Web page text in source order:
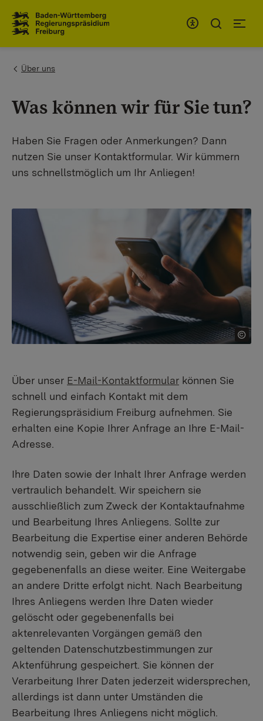
You are here:
Über uns
Was können wir für Sie tun?
Haben Sie Fragen oder Anmerkungen? Dann
nutzen Sie unser Kontaktformular. Wir kümmern
uns schnellstmöglich um Ihr Anliegen!
Über unser E-Mail-Kontaktformular können Sie
schnell und einfach Kontakt mit dem
Regierungspräsidium Freiburg aufnehmen. Sie
erhalten eine Kopie Ihrer Anfrage an Ihre E-Mail-
Adresse.
Ihre Daten sowie der Inhalt Ihrer Anfrage werden
vertraulich behandelt. Wir speichern sie
ausschließlich zum Zweck der Kontaktaufnahme
und Bearbeitung Ihres Anliegens. Sollte zur
Bearbeitung die Expertise einer anderen Behörde
notwendig sein, geben wir die Anfrage
gegebenenfalls an diese weiter. Eine Weitergabe
an andere Dritte erfolgt nicht. Nach Bearbeitung
Ihres Anliegens werden Ihre Daten wieder
gelöscht oder gegebenenfalls bei
aktenrelevanten Vorgängen gemäß den
geltenden Datenschutzbestimmungen zur
Aktenführung gespeichert. Sie können der
Verarbeitung Ihrer Daten jederzeit widersprechen,
allerdings ist dann unter Umständen die
Bearbeitung Ihres Anliegens nicht möglich.